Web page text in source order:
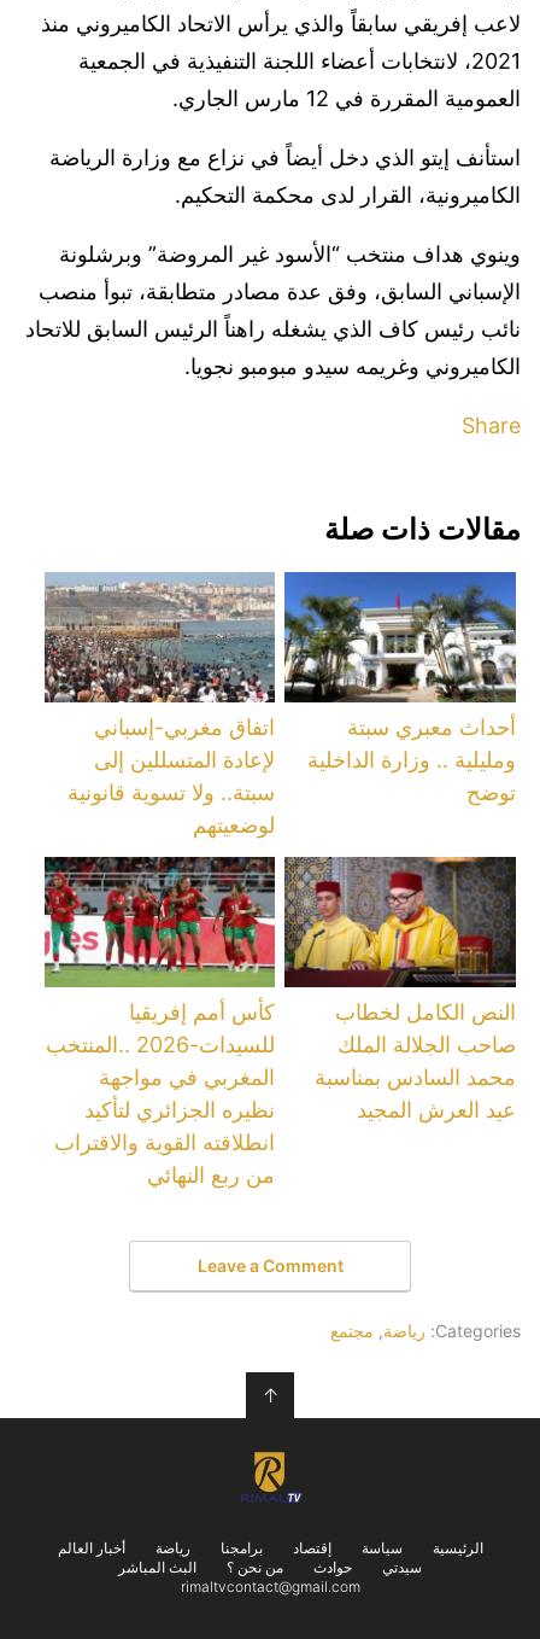
لاعب إفريقي سابقاً والذي يرأس الاتحاد الكاميروني منذ
2021، لانتخابات أعضاء اللجنة التنفيذية في الجمعية
العمومية المقررة في 12 مارس الجاري.
استأنف إيتو الذي دخل أيضاً في نزاع مع وزارة الرياضة
الكاميرونية، القرار لدى محكمة التحكيم.
وينوي هداف منتخب “الأسود غير المروضة” وبرشلونة
الإسباني السابق، وفق عدة مصادر متطابقة، تبوأ منصب
نائب رئيس كاف الذي يشغله راهناً الرئيس السابق للاتحاد
الكاميروني وغريمه سيدو مبومبو نجويا.
Share
مقالات ذات صلة
أحداث معبري سبتة
ومليلية .. وزارة الداخلية
توضح
اتفاق مغربي-إسباني
لإعادة المتسللين إلى
سبتة.. ولا تسوية قانونية
لوضعيتهم
النص الكامل لخطاب
صاحب الجلالة الملك
محمد السادس بمناسبة
عيد العرش المجيد
كأس أمم إفريقيا
للسيدات-2026 ..المنتخب
المغربي في مواجهة
نظيره الجزائري لتأكيد
انطلاقته القوية والاقتراب
من ربع النهائي
Leave a Comment
Categories: رياضة, مجتمع
↑
الرئيسية سياسة إقتصاد برامجنا رياضة
أخبار العالم
سيدتي
حوادث من نحن ؟
البث المباشر
rimaltvcontact@gmail.com